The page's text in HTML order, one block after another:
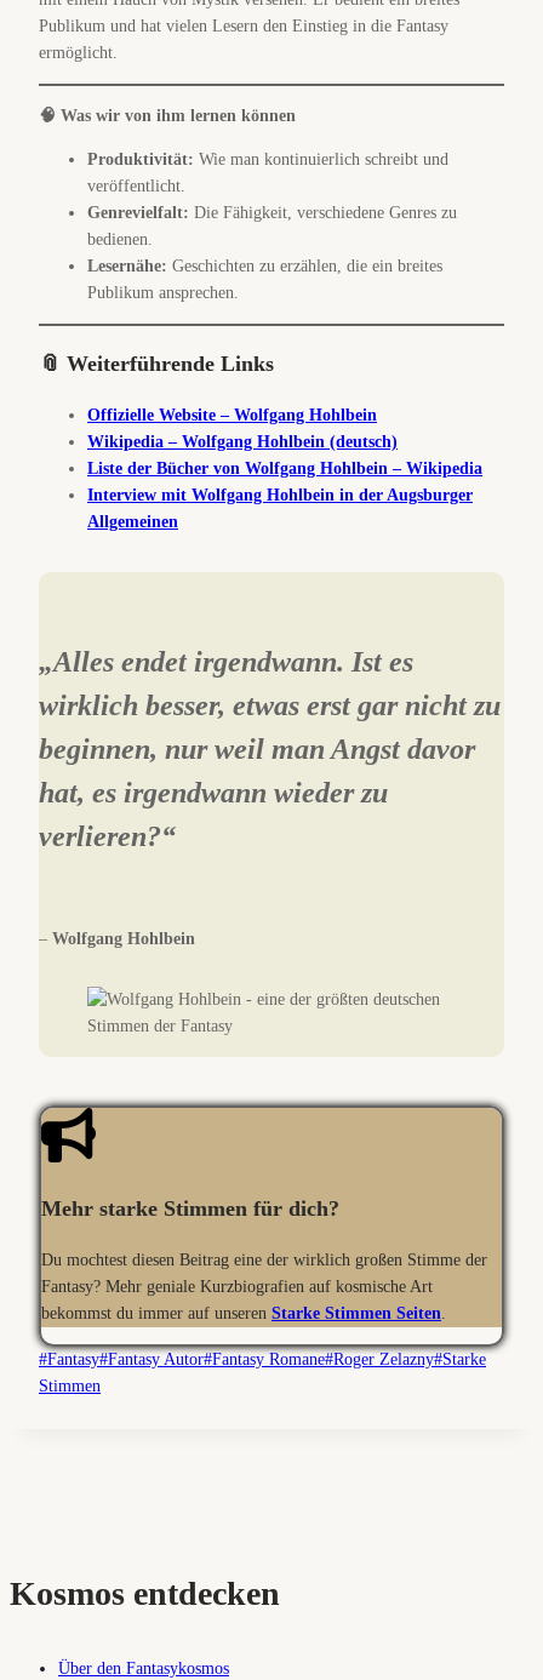
Publikum und hat vielen Lesern den Einstieg in die Fantasy
ermöglicht.
🧠 Was wir von ihm lernen können
Produktivität: Wie man kontinuierlich schreibt und
veröffentlicht.
Genrevielfalt: Die Fähigkeit, verschiedene Genres zu
bedienen.
Lesernähe: Geschichten zu erzählen, die ein breites
Publikum ansprechen.
📎 Weiterführende Links
Offizielle Website – Wolfgang Hohlbein
Wikipedia – Wolfgang Hohlbein (deutsch)
Liste der Bücher von Wolfgang Hohlbein – Wikipedia
Interview mit Wolfgang Hohlbein in der Augsburger
Allgemeinen
„Alles endet irgendwann. Ist es
wirklich besser, etwas erst gar nicht zu
beginnen, nur weil man Angst davor
hat, es irgendwann wieder zu
verlieren?“
– Wolfgang Hohlbein
Mehr starke Stimmen für dich?
Du mochtest diesen Beitrag eine der wirklich großen Stimme der
Fantasy? Mehr geniale Kurzbiografien auf kosmische Art
bekommst du immer auf unseren Starke Stimmen Seiten.
Schlagworte:
#Fantasy#Fantasy Autor#Fantasy Romane#Roger Zelazny#Starke
Stimmen
Kosmos entdecken
Über den Fantasykosmos